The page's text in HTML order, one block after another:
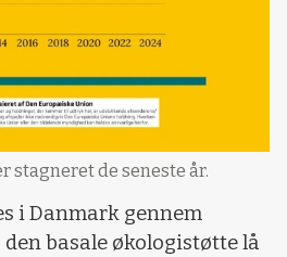
stagneret de seneste år.
i Danmark gennem
basale økologistøtte lå